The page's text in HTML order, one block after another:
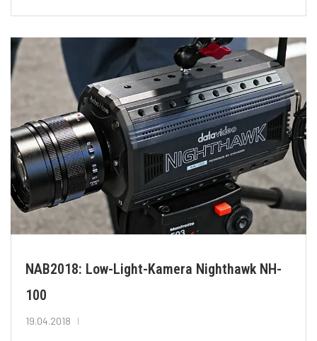
NAB2018: Low-Light-Kamera Nighthawk NH-
100
19.04.2018